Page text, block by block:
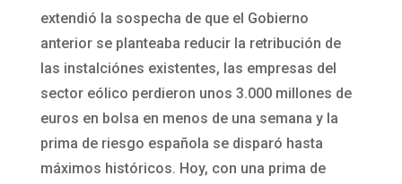
extendió la sospecha de que el Gobierno
anterior se planteaba reducir la retribución de
las instalciónes existentes, las empresas del
sector eólico perdieron unos 3.000 millones de
euros en bolsa en menos de una semana y la
prima de riesgo española se disparó hasta
máximos históricos. Hoy, con una prima de